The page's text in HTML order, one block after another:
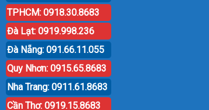
TPHCM: 0918.30.8683
Đà Lạt: 0919.998.236
Đà Nẵng: 091.66.11.055
Quy Nhơn: 0915.65.8683
Nha Trang: 0911.61.8683
Cần Thơ: 0919.15.8683